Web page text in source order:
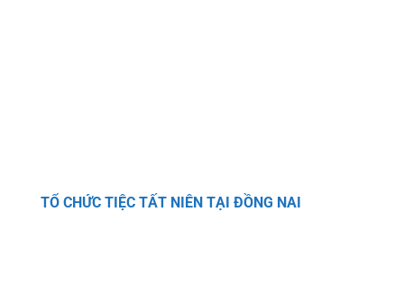
TỔ CHỨC TIỆC TẤT NIÊN TẠI ĐỒNG NAI